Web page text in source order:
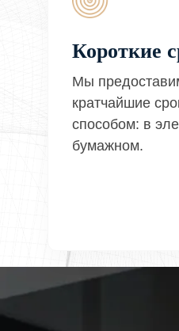
Короткие
Мы
кратчайшие
способом: в
бумажном.